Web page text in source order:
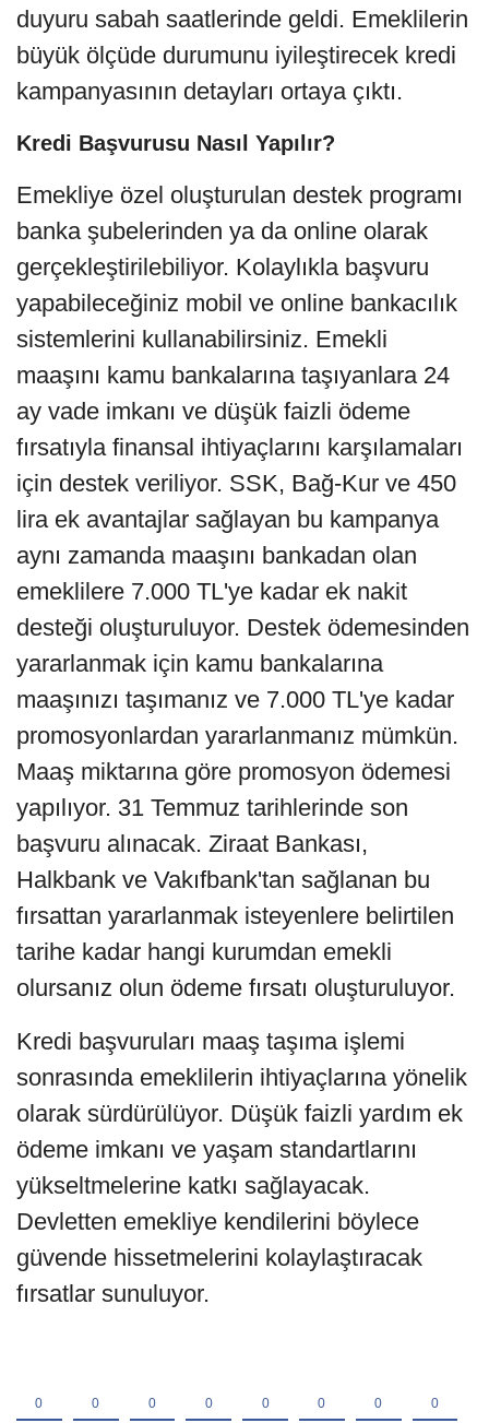
duyuru sabah saatlerinde geldi. Emeklilerin
büyük ölçüde durumunu iyileştirecek kredi
kampanyasının detayları ortaya çıktı.
Kredi Başvurusu Nasıl Yapılır?
Emekliye özel oluşturulan destek programı
banka şubelerinden ya da online olarak
gerçekleştirilebiliyor. Kolaylıkla başvuru
yapabileceğiniz mobil ve online bankacılık
sistemlerini kullanabilirsiniz. Emekli
maaşını kamu bankalarına taşıyanlara 24
ay vade imkanı ve düşük faizli ödeme
fırsatıyla finansal ihtiyaçlarını karşılamaları
için destek veriliyor. SSK, Bağ-Kur ve 450
lira ek avantajlar sağlayan bu kampanya
aynı zamanda maaşını bankadan olan
emeklilere 7.000 TL'ye kadar ek nakit
desteği oluşturuluyor. Destek ödemesinden
yararlanmak için kamu bankalarına
maaşınızı taşımanız ve 7.000 TL'ye kadar
promosyonlardan yararlanmanız mümkün.
Maaş miktarına göre promosyon ödemesi
yapılıyor. 31 Temmuz tarihlerinde son
başvuru alınacak. Ziraat Bankası,
Halkbank ve Vakıfbank'tan sağlanan bu
fırsattan yararlanmak isteyenlere belirtilen
tarihe kadar hangi kurumdan emekli
olursanız olun ödeme fırsatı oluşturuluyor.
Kredi başvuruları maaş taşıma işlemi
sonrasında emeklilerin ihtiyaçlarına yönelik
olarak sürdürülüyor. Düşük faizli yardım ek
ödeme imkanı ve yaşam standartlarını
yükseltmelerine katkı sağlayacak.
Devletten emekliye kendilerini böylece
güvende hissetmelerini kolaylaştıracak
fırsatlar sunuluyor.